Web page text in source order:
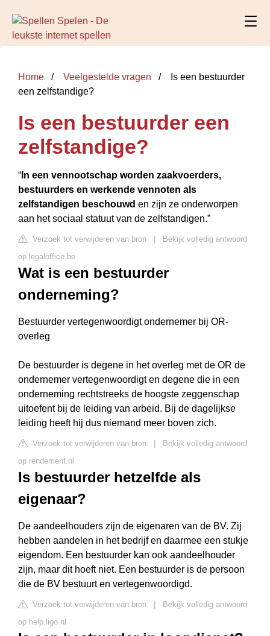
Home Veelgestelde vragen
Is een bestuurder
een zelfstandige?
Is een bestuurder een
zelfstandige?
“ In een vennootschap worden zaakvoerders,
bestuurders en werkende vennoten als
zelfstandigen beschouwd en zijn ze onderworpen
aan het sociaal statuut van de zelfstandigen.”
Verzoek tot verwijderen van bron
Bekijk volledig antwoord
op legaloffice.be
Wat is een bestuurder
onderneming?
Bestuurder vertegenwoordigt ondernemer bij OR-
overleg
De bestuurder is degene in het overleg met de OR de
ondernemer vertegenwoordigt en degene die in een
onderneming rechtstreeks de hoogste zeggenschap
uitoefent bij de leiding van arbeid. Bij de dagelijkse
leiding heeft hij dus niemand meer boven zich.
Verzoek tot verwijderen van bron
Bekijk volledig antwoord
op rendement.nl
Is bestuurder hetzelfde als
eigenaar?
De aandeelhouders zijn de eigenaren van de BV. Zij
hebben aandelen in het bedrijf en daarmee een stukje
eigendom. Een bestuurder kan ook aandeelhouder
zijn, maar dit hoeft niet. Een bestuurder is de persoon
die de BV bestuurt en vertegenwoordigd.
Verzoek tot verwijderen van bron
Bekijk volledig antwoord
op help.ligo.nl